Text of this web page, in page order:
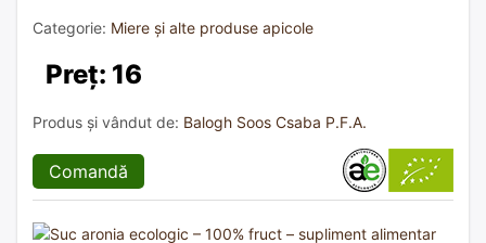
Categorie: Miere și alte produse apicole
Preț: 16
Produs și vândut de: Balogh Soos Csaba P.F.A.
Comandă